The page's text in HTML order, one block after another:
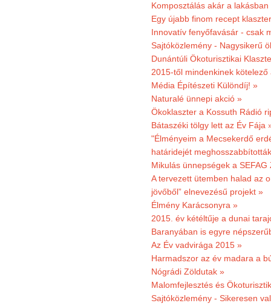
Komposztálás akár a lakásban
Egy újabb finom recept
Innovatív fenyőfavásár - csak
Sajtóközlemény - Nagysikerű
Dunántúli Ökoturisztikai
2015-től mindenkinek
Média Építészeti Különdíj! »
Naturalé ünnepi akció »
Ökoklaszter a Kossuth Rádió
Bátaszéki tölgy lett az Év Fája
"Élményeim a Mecsekerdő
határidejét
Mikulás ünnepségek a SEFAG
A tervezett ütemben halad az
jövőből” elnevezésű projekt »
Élmény Karácsonyra »
2015. év kétéltűje a dunai
Baranyában is egyre
Az Év vadvirága 2015 »
Harmadszor az év madara a
Nógrádi Zöldutak »
Malomfejlesztés és
Sajtóközlemény - Sikeresen